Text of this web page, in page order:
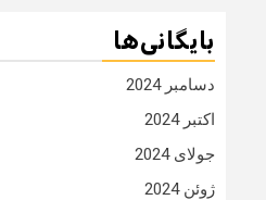
بایگانی‌ها
دسامبر 2024
اکتبر 2024
جولای 2024
ژوئن 2024